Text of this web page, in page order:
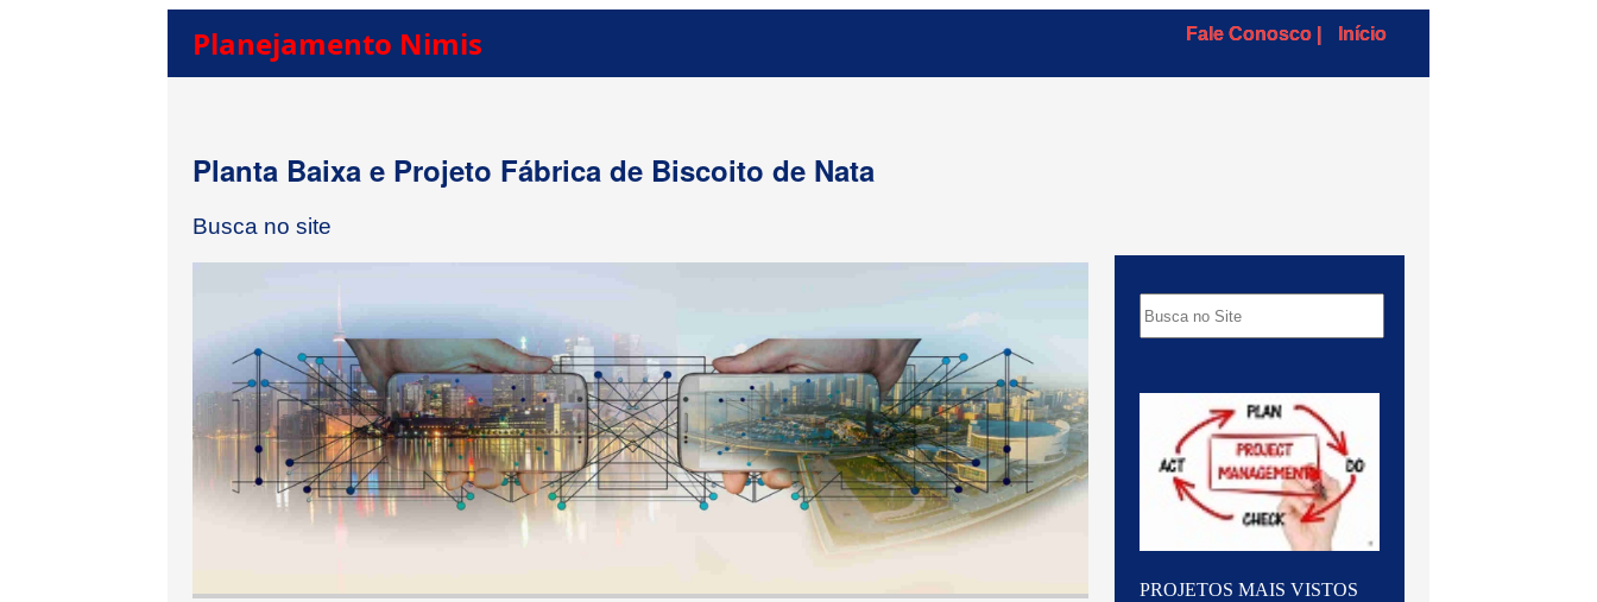
Planejamento Nimis Fale Conosco | Início
Planta Baixa e Projeto Fábrica de Biscoito de Nata
Busca no site
PROJETOS MAIS VISTOS